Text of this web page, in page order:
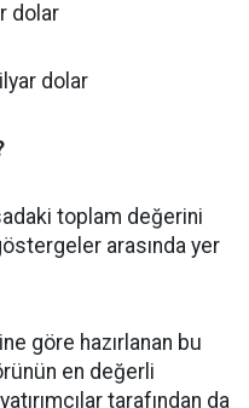
dolar
dolar
toplam değerini
arasında yer
göre hazırlanan bu
en değerli
tarafından da